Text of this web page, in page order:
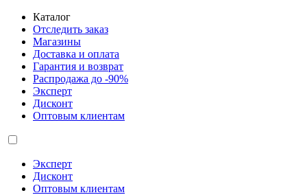
Каталог
Отследить заказ
Магазины
Доставка и оплата
Гарантия и возврат
Распродажа до -90%
Эксперт
Дисконт
Оптовым клиентам
Эксперт
Дисконт
Оптовым клиентам